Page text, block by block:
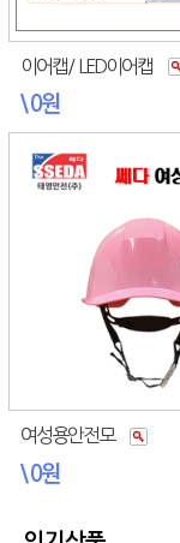
이어캡/ LED이어캡
\ 0원
여성용안전모
\ 0원